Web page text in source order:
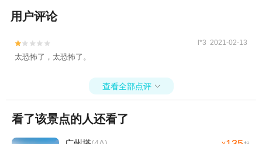
用户评论

 l*3 2021-02-13
太恐怖了，太恐怖了。
查看全部点评 
看了该景点的人还看了